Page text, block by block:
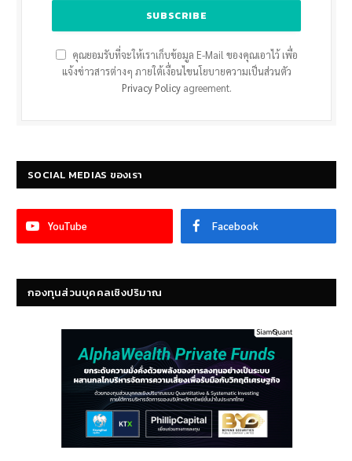
คุณยอมรับที่จะให้เราเก็บข้อมูล E-Mail ของคุณเอาไว้ เพื่อ
แจ้งข่าวสารต่างๆ ภายใต้เงื่อนไขนโยบายความเป็นส่วนตัว
Privacy Policyagreement.
SOCIAL MEDIAS ของเรา
YouTube Facebook
กองทุนส่วนบุคคลเชิงปริมาณ